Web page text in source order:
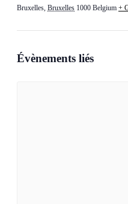
Bruxelles, Bruxelles 1000 Belgium +
Évènements liés